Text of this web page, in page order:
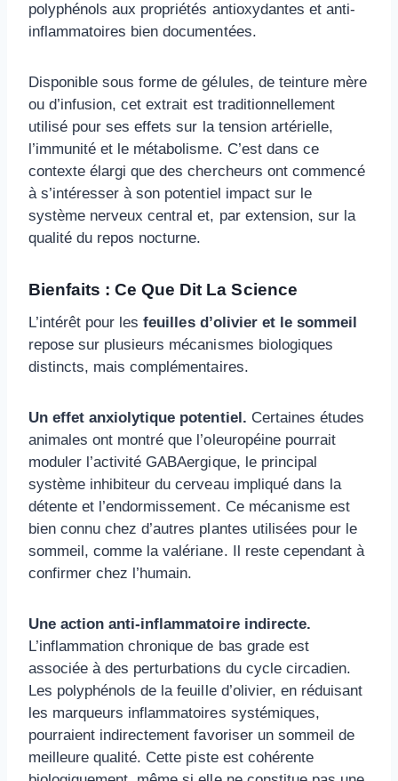
polyphénols aux propriétés antioxydantes et anti-
inflammatoires bien documentées.
Disponible sous forme de gélules, de teinture mère
ou d’infusion, cet extrait est traditionnellement
utilisé pour ses effets sur la tension artérielle,
l’immunité et le métabolisme. C’est dans ce
contexte élargi que des chercheurs ont commencé
à s’intéresser à son potentiel impact sur le
système nerveux central et, par extension, sur la
qualité du repos nocturne.
Bienfaits : Ce Que Dit La Science
L’intérêt pour lesfeuilles d’olivier et le sommeil
repose sur plusieurs mécanismes biologiques
distincts, mais complémentaires.
Un effet anxiolytique potentiel. Certaines études
animales ont montré que l’oleuropéine pourrait
moduler l’activité GABAergique, le principal
système inhibiteur du cerveau impliqué dans la
détente et l’endormissement. Ce mécanisme est
bien connu chez d’autres plantes utilisées pour le
sommeil, comme la valériane. Il reste cependant à
confirmer chez l’humain.
Une action anti-inflammatoire indirecte.
L’inflammation chronique de bas grade est
associée à des perturbations du cycle circadien.
Les polyphénols de la feuille d’olivier, en réduisant
les marqueurs inflammatoires systémiques,
pourraient indirectement favoriser un sommeil de
meilleure qualité. Cette piste est cohérente